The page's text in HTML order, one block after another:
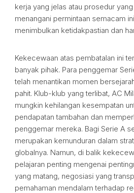
kerja yang jelas atau prosedur
menangani permintaan semacam
menimbulkan ketidakpastian dan
Kekecewaan atas pembatalan ini
banyak pihak. Para penggemar
telah menantikan momen
pahit. Klub-klub yang terlibat, AC
mungkin kehilangan kesempatan
pendapatan tambahan dan
penggemar mereka. Bagi Serie A
merupakan kemunduran dalam
globalnya. Namun, di balik
pelajaran penting mengenai
yang matang, negosiasi yang
pemahaman mendalam terhadap